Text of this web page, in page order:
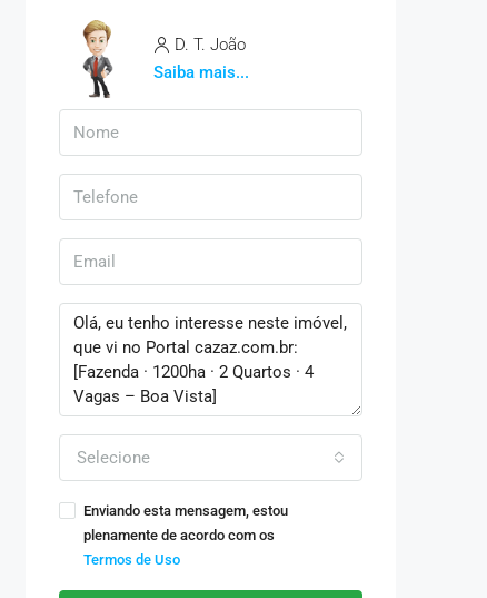
D. T. João
Saiba mais...
Selecione
Enviando esta mensagem, estou
plenamente de acordo com os
Termos de Uso